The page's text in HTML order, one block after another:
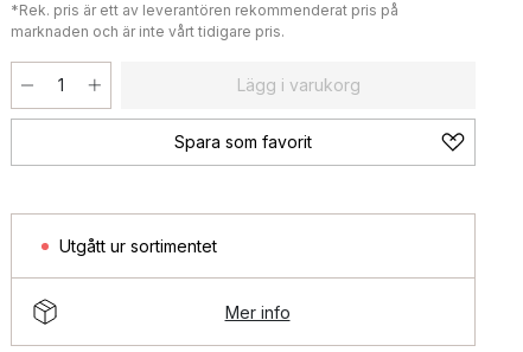
*Rek. pris är ett av leverantören rekommenderat pris på
marknaden och är inte vårt tidigare pris.
Lägg i varukorg
Spara som favorit
Utgått ur sortimentet
Mer info